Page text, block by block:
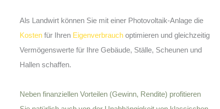
Als Landwirt können Sie mit einer Photovoltaik-Anlage die
Kosten für Ihren Eigenverbrauch optimieren und gleichzeitig
Vermögenswerte für Ihre Gebäude, Ställe, Scheunen und
Hallen schaffen.
Neben finanziellen Vorteilen (Gewinn, Rendite) profitieren